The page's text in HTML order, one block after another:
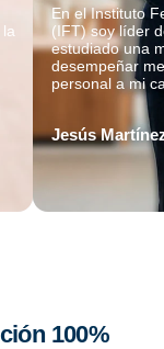
En el Instituto
(IFT) soy líder
estudiado una
desempeñar
personal a mi
Jesús
100%